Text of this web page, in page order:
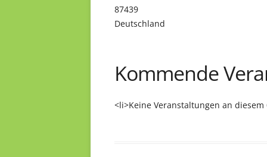
87439
Deutschland
Kommende
<li>Keine Veranstaltungen an